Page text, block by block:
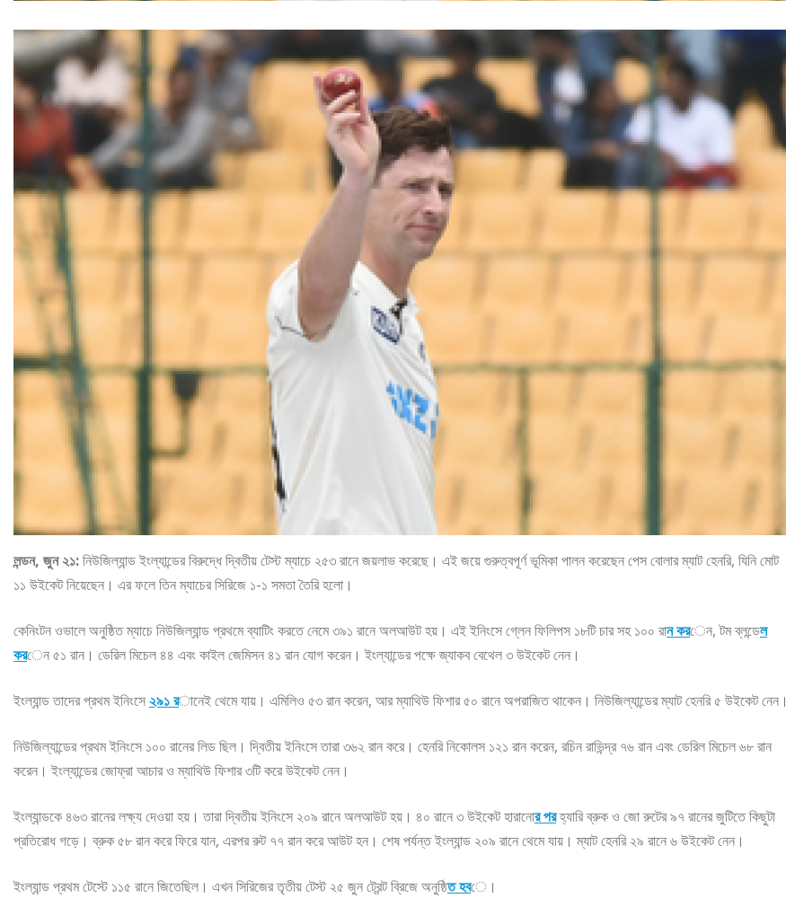
লন্ডন, জুন ২১:নিউজিল্যান্ড ইংল্যান্ডের বিরুদ্ধে দ্বিতীয় টেস্ট ম্যাচে ২৫৩ রানে জয়লাভ করেছে। এই জয়ে গুরুত্বপূর্ণ ভূমিকা পালন করেছেন পেস বোলার ম্যাট হেনরি, যিনি মোট
১১ উইকেট নিয়েছেন। এর ফলে তিন ম্যাচের সিরিজে ১-১ সমতা তৈরি হলো।
কেনিংটন ওভালে অনুষ্ঠিত ম্যাচে নিউজিল্যান্ড প্রথমে ব্যাটিং করতে নেমে ৩৯১ রানে অলআউট হয়। এই ইনিংসে গ্লেন ফিলিপস ১৮টি চার সহ ১০০ রান করেন, টম ব্লন্ডেল
করেন ৫১ রান। ডেরিল মিচেল ৪৪ এবং কাইল জেমিসন ৪১ রান যোগ করেন। ইংল্যান্ডের পক্ষে জ্যাকব বেথেল ৩ উইকেট নেন।
ইংল্যান্ড তাদের প্রথম ইনিংসে২৯১ রানেই থেমে যায়। এমিলিও ৫৩ রান করেন, আর ম্যাথিউ ফিশার ৫০ রানে অপরাজিত থাকেন। নিউজিল্যান্ডের ম্যাট হেনরি ৫ উইকেট নেন।
নিউজিল্যান্ডের প্রথম ইনিংসে ১০০ রানের লিড ছিল। দ্বিতীয় ইনিংসে তারা ৩৬২ রান করে। হেনরি নিকোলস ১২১ রান করেন, রচিন রাভিন্দ্র ৭৬ রান এবং ডেরিল মিচেল ৬৮ রান
করেন। ইংল্যান্ডের জোফ্রা আচার ও ম্যাথিউ ফিশার ৩টি করে উইকেট নেন।
ইংল্যান্ডকে ৪৬৩ রানের লক্ষ্য দেওয়া হয়। তারা দ্বিতীয় ইনিংসে ২০৯ রানে অলআউট হয়। ৪০ রানে ৩ উইকেট হারানোর পরহ্যারি ব্রুক ও জো রুটের ৯৭ রানের জুটিতে কিছুটা
প্রতিরোধ গড়ে। ব্রুক ৫৮ রান করে ফিরে যান, এরপর রুট ৭৭ রান করে আউট হন। শেষ পর্যন্ত ইংল্যান্ড ২০৯ রানে থেমে যায়। ম্যাট হেনরি ২৯ রানে ৬ উইকেট নেন।
ইংল্যান্ড প্রথম টেস্টে ১১৫ রানে জিতেছিল। এখন সিরিজের তৃতীয় টেস্ট ২৫ জুন ট্রেন্ট ব্রিজে অনুষ্ঠিত হবে।